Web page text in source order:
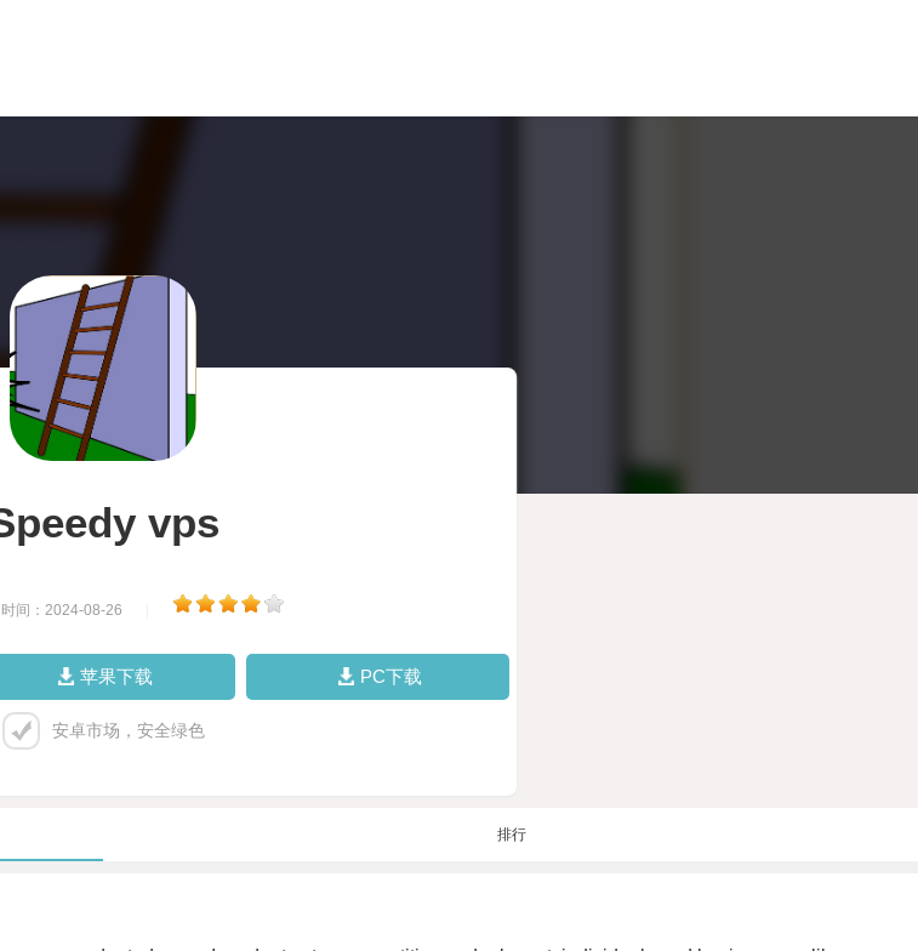
vps
时间：2024-08-26
苹果下载 PC下载
安卓市场，安全绿色
排行